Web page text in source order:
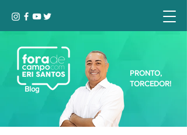
Blog
PRONTO,
TORCEDOR!